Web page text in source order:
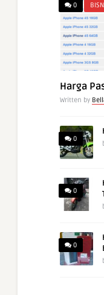
0
Harga
Written by
0
0
0